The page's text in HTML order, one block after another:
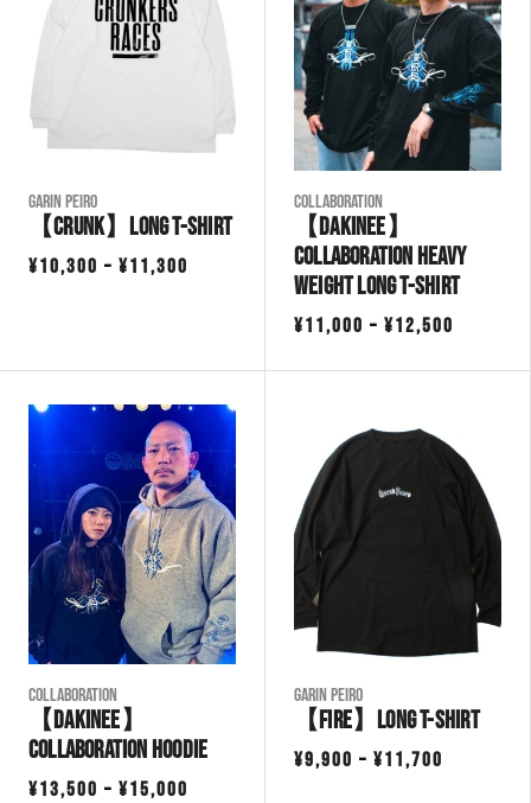
Garin Peiro
【CRUNK】Long T-shirt
¥10,300 – ¥11,300
¥11,300
COLLABORATION
【Dakinee】
Collaboration Heavy
Weight Long T-Shirt
¥11,000 – ¥12,500
–
¥12,500
COLLABORATION
【Dakinee】
Collaboration Hoodie
¥13,500 – ¥15,000
Garin Peiro
【FIRE】Long T-shirt
¥9,900 – ¥11,700